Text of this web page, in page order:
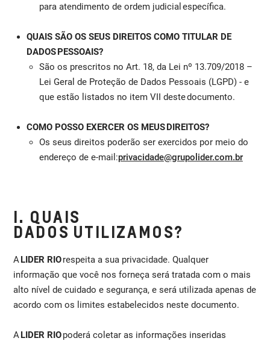
para atendimento de ordem judicial específica.
QUAIS SÃO OS SEUS DIREITOS COMO TITULAR DE
DADOS PESSOAIS?
São os prescritos no Art. 18, da Lei nº 13.709/2018 –
Lei Geral de Proteção de Dados Pessoais (LGPD) - e
que estão listados no item VII deste documento.
COMO POSSO EXERCER OS MEUS DIREITOS?
Os seus direitos poderão ser exercidos por meio do
endereço de e-mail:privacidade@grupolider.com.br
I. QUAIS
DADOS UTILIZAMOS?
ALIDER RIOrespeita a sua privacidade. Qualquer
informação que você nos forneça será tratada com o mais
alto nível de cuidado e segurança, e será utilizada apenas de
acordo com os limites estabelecidos neste documento.
ALIDER RIOpoderá coletar as informações inseridas